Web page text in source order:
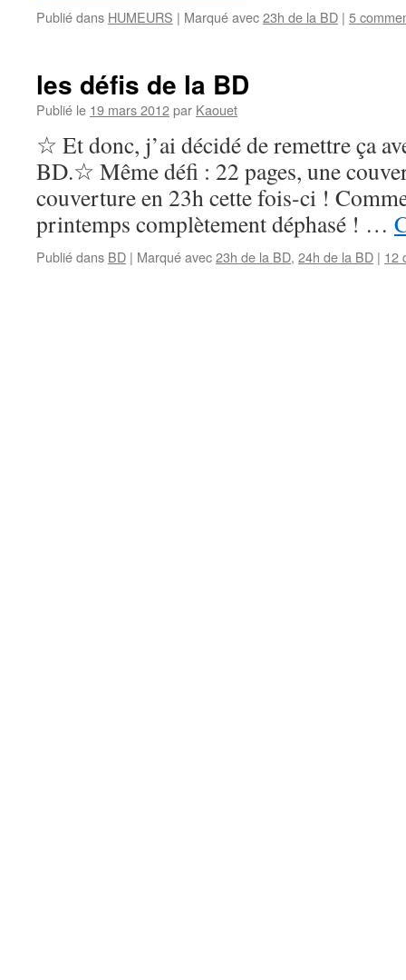
Publié dans HUMEURS | Marqué avec23h de la BD | 5
les défis de la BD
Publié le 19 mars 2012par Kaouet
☆ Et donc, j’ai décidé de remettre ça
BD.☆ Même défi : 22 pages, une
couverture en 23h cette fois-ci !
printemps complètement déphasé ! …
Publié dans BD | Marqué avec23h de la BD, 24h de la BD | 12